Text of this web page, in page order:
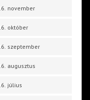
november
október
szeptember
augusztus
július